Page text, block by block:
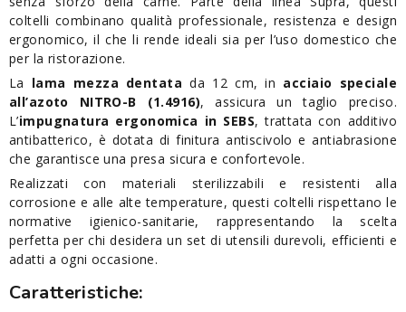
coltelli combinano qualità professionale, resistenza e design
ergonomico, il che li rende ideali sia per l’uso domestico che
per la ristorazione.
La lama mezza dentata da 12 cm, in acciaio speciale
all’azoto NITRO-B (1.4916), assicura un taglio preciso.
L’impugnatura ergonomica in SEBS, trattata con additivo
antibatterico, è dotata di finitura antiscivolo e antiabrasione
che garantisce una presa sicura e confortevole.
Realizzati con materiali sterilizzabili e resistenti alla
corrosione e alle alte temperature, questi coltelli rispettano le
normative igienico-sanitarie, rappresentando la scelta
perfetta per chi desidera un set di utensili durevoli, efficienti e
adatti a ogni occasione.
Caratteristiche: